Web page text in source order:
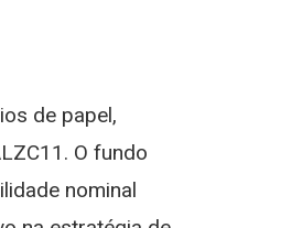
de papel,
O fundo
nominal